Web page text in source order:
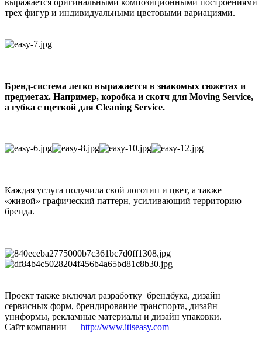
трех фигур и индивидуальными цветовыми вариациями.
Бренд-система легко выражается в знакомых сюжетах и
предметах. Например, коробка и скотч для Moving Service,
а губка с щеткой для Cleaning Service.
Каждая услуга получила свой логотип и цвет, а также
«живой» графический паттерн, усиливающий территорию
бренда.
Проект также включал разработку брендбука, дизайн
сервисных форм, брендирование транспорта, дизайн
униформы, рекламные материалы и дизайн упаковки.
Сайт компании — http://www.itiseasy.com